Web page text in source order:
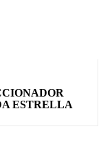
ESTRELLA